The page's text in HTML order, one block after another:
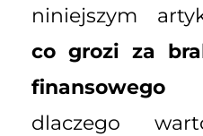
niniejszym
co grozi za
dlaczego